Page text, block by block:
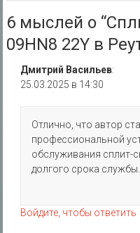
6 мыслей о “
09HN8 22Y в
Дмитрий Васильев:
25.03.2025 в 14:30
Отлично, что автор
профессиональной
обслуживания сплит-
долгого срока службы.
Войдите, чтобы ответить